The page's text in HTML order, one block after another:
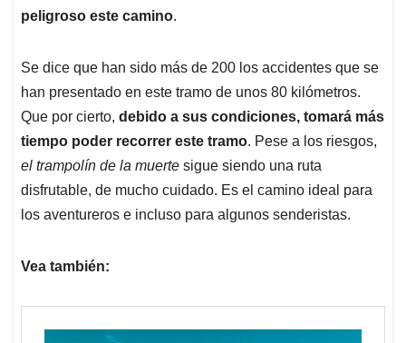
peligroso este camino.
Se dice que han sido más de 200 los accidentes que se
han presentado en este tramo de unos 80 kilómetros.
Que por cierto, debido a sus condiciones, tomará más
tiempo poder recorrer este tramo. Pese a los riesgos,
el trampolín de la muerte sigue siendo una ruta
disfrutable, de mucho cuidado. Es el camino ideal para
los aventureros e incluso para algunos senderistas.
Vea también: